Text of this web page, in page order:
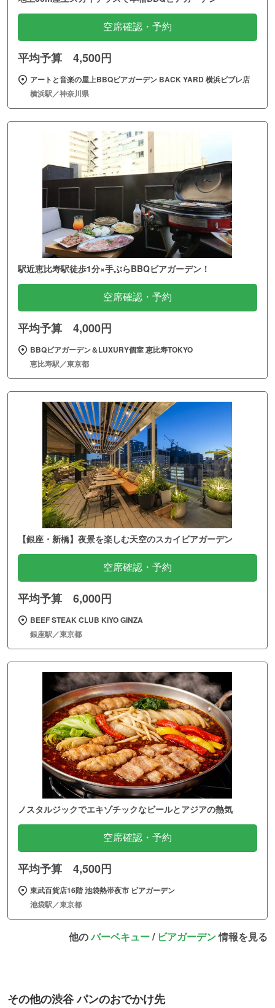
空席確認・予約
平均予算 4,500円
アートと音楽の屋上BBQビアガーデン BACK YARD 横浜ビブレ店
横浜駅／神奈川県
駅近恵比寿駅徒歩1分×手ぶらBBQビアガーデン！
空席確認・予約
平均予算 4,000円
BBQビアガーデン＆LUXURY個室 恵比寿TOKYO
恵比寿駅／東京都
【銀座・新橋】夜景を楽しむ天空のスカイビアガーデン
空席確認・予約
平均予算 6,000円
BEEF STEAK CLUB KIYO GINZA
銀座駅／東京都
ノスタルジックでエキゾチックなビールとアジアの熱気
空席確認・予約
平均予算 4,500円
東武百貨店16階 池袋熱帯夜市 ビアガーデン
池袋駅／東京都
他のバーベキュー/ ビアガーデン情報を見る
その他の渋谷 パンのおでかけ先